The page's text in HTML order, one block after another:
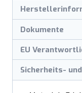
Dokumente
EU
Sicherheits-